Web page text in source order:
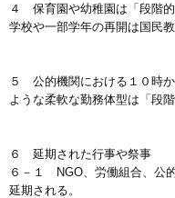
４ 保育園や幼稚園は「段階的
学校や一部学年の再開は国民
５ 公的機関における１０時
ような柔軟な勤務体型は「段
６ 延期された行事や祭事
６－１ NGO、労働組合、公
延期される。